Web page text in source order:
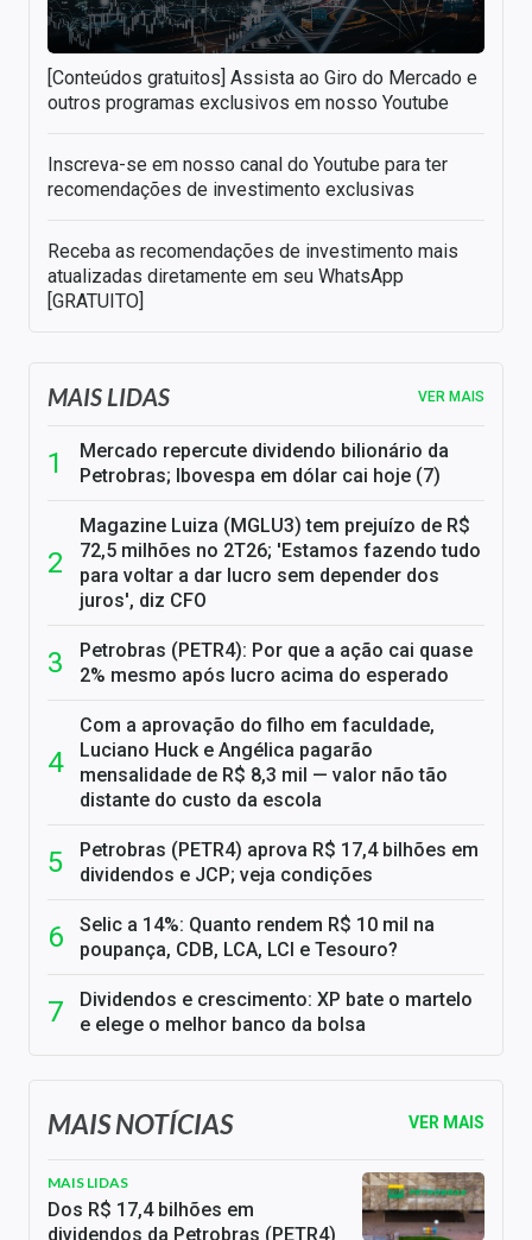
[Conteúdos gratuitos] Assista ao Giro do Mercado e
outros programas exclusivos em nosso Youtube
Inscreva-se em nosso canal do Youtube para ter
recomendações de investimento exclusivas
Receba as recomendações de investimento mais
atualizadas diretamente em seu WhatsApp
[GRATUITO]
MAIS LIDAS VER MAIS
Mercado repercute dividendo bilionário da
Petrobras; Ibovespa em dólar cai hoje (7)
Magazine Luiza (MGLU3) tem prejuízo de R$
72,5 milhões no 2T26; 'Estamos fazendo tudo
para voltar a dar lucro sem depender dos
juros', diz CFO
Petrobras (PETR4): Por que a ação cai quase
2% mesmo após lucro acima do esperado
Com a aprovação do filho em faculdade,
Luciano Huck e Angélica pagarão
mensalidade de R$ 8,3 mil — valor não tão
distante do custo da escola
Petrobras (PETR4) aprova R$ 17,4 bilhões em
dividendos e JCP; veja condições
Selic a 14%: Quanto rendem R$ 10 mil na
poupança, CDB, LCA, LCI e Tesouro?
Dividendos e crescimento: XP bate o martelo
e elege o melhor banco da bolsa
MAIS NOTÍCIAS VER MAIS
MAIS LIDAS
Dos R$ 17,4 bilhões em
dividendos da Petrobras (PETR4)